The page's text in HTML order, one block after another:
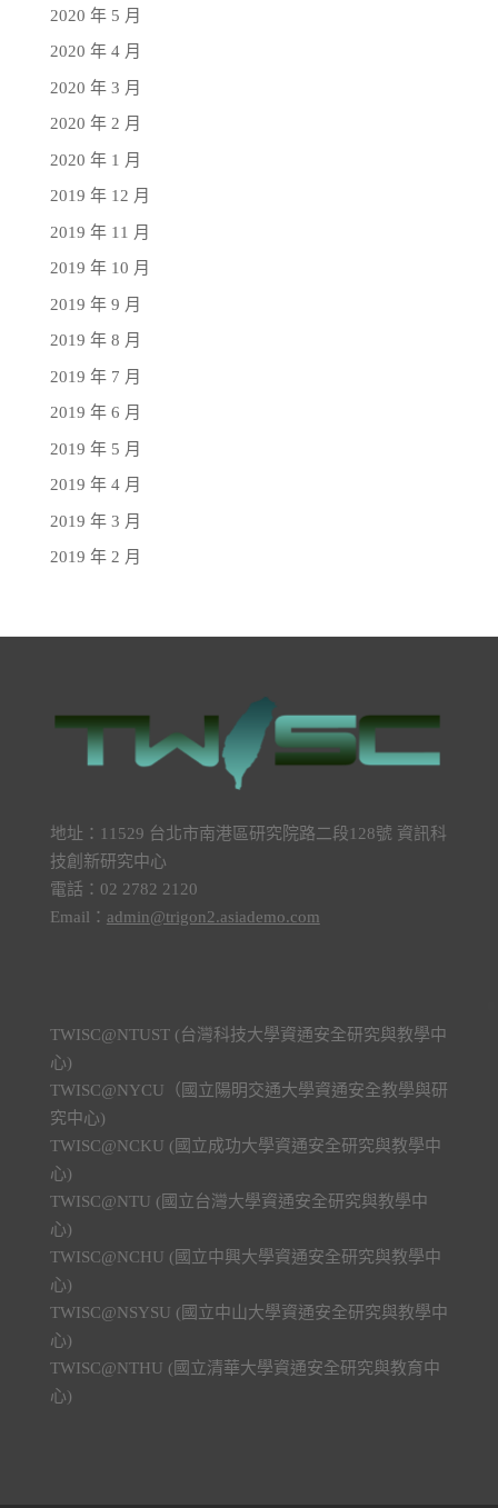
2020 年 5 月
2020 年 4 月
2020 年 3 月
2020 年 2 月
2020 年 1 月
2019 年 12 月
2019 年 11 月
2019 年 10 月
2019 年 9 月
2019 年 8 月
2019 年 7 月
2019 年 6 月
2019 年 5 月
2019 年 4 月
2019 年 3 月
2019 年 2 月
地址：11529 台北市南港區研究院路二段128號 資訊科
技創新研究中心
電話：02 2782 2120
Email： admin@trigon2.asiademo.com
TWISC@NTUST (台灣科技大學資通安全研究與教學中
心)
TWISC@NYCU（國立陽明交通大學資通安全教學與研
究中心)
TWISC@NCKU (國立成功大學資通安全研究與教學中
心)
TWISC@NTU (國立台灣大學資通安全研究與教學中
心)
TWISC@NCHU (國立中興大學資通安全研究與教學中
心)
TWISC@NSYSU (國立中山大學資通安全研究與教學中
心)
TWISC@NTHU (國立清華大學資通安全研究與教育中
心)